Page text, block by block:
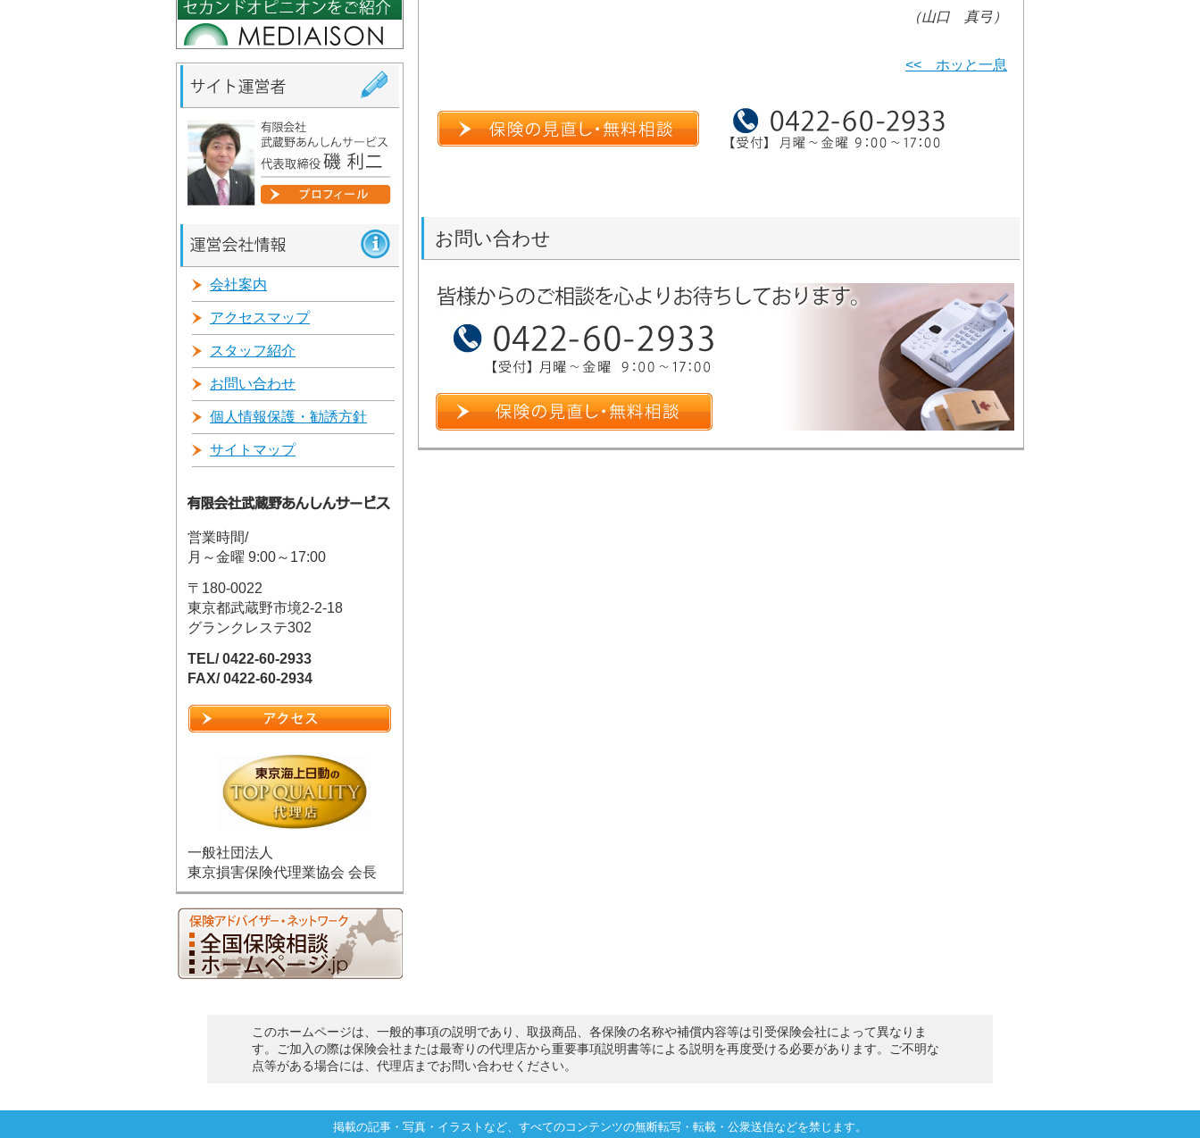
（山口 真弓）
<< ホッと一息
お問い合わせ
会社案内
アクセスマップ
スタッフ紹介
お問い合わせ
個人情報保護・勧誘方針
サイトマップ
営業時間/
月～金曜 9:00～17:00
〒180-0022
東京都武蔵野市境2-2-18
グランクレステ302
TEL/ 0422-60-2933
FAX/ 0422-60-2934
一般社団法人
東京損害保険代理業協会 会長
このホームページは、一般的事項の説明であり、取扱商品、各保険の名称や補償内容等は引受保険会社によって異なりま
す。ご加入の際は保険会社または最寄りの代理店から重要事項説明書等による説明を再度受ける必要があります。ご不明な
点等がある場合には、代理店までお問い合わせください。
掲載の記事・写真・イラストなど、すべてのコンテンツの無断転写・転載・公衆送信などを禁じます。